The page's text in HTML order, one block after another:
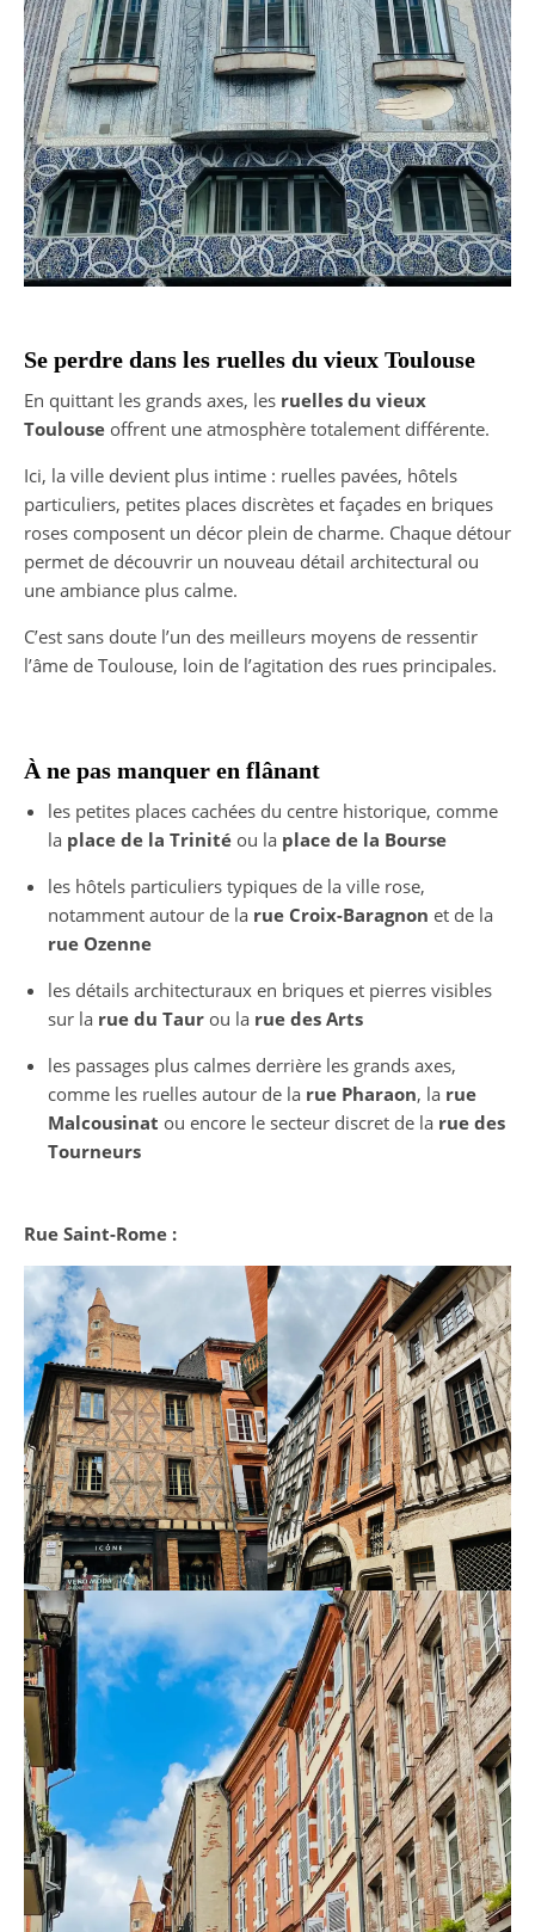
Se perdre dans les ruelles du vieux Toulouse
En quittant les grands axes, les ruelles du vieux
Toulouse offrent une atmosphère totalement différente.
Ici, la ville devient plus intime : ruelles pavées, hôtels
particuliers, petites places discrètes et façades en briques
roses composent un décor plein de charme. Chaque détour
permet de découvrir un nouveau détail architectural ou
une ambiance plus calme.
C’est sans doute l’un des meilleurs moyens de ressentir
l’âme de Toulouse, loin de l’agitation des rues principales.
À ne pas manquer en flânant
les petites places cachées du centre historique, comme
la place de la Trinité ou la place de la Bourse
les hôtels particuliers typiques de la ville rose,
notamment autour de la rue Croix-Baragnon et de la
rue Ozenne
les détails architecturaux en briques et pierres visibles
sur la rue du Taur ou la rue des Arts
les passages plus calmes derrière les grands axes,
comme les ruelles autour de la rue Pharaon, la rue
Malcousinat ou encore le secteur discret de la rue des
Tourneurs
Rue Saint-Rome :